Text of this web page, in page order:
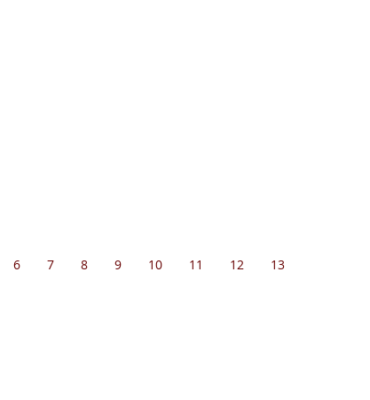
6 7 8 9 10 11 12 13